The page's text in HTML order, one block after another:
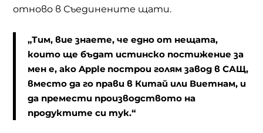
отново в Съединените щати.
„Тим, вие знаете, че едно от нещата,
които ще бъдат истинско постижение за
мен е, акоApple построи голям завод в САЩ,
вместо да го прави в Китай или Виетнам, и
да премести производството на
продуктите си тук.“